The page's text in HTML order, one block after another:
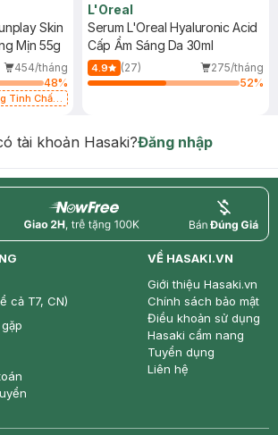
Skin
Mịn 55g
454/tháng
48%
Tinh Chất
L'Oreal
Serum L'Oreal Hyaluronic Acid
Cấp Ẩm Sáng Da 30ml
4.9 (27)
275/tháng
52%
tài khoản Hasaki?Đăng nhập
nowfree price
cả T7, CN)
VỀ HASAKI.VN
Giới thiệu Hasaki.vn
Chính sách bảo mật
Điều khoản sử dụng
Hasaki cẩm nang
Tuyển dụng
Liên hệ